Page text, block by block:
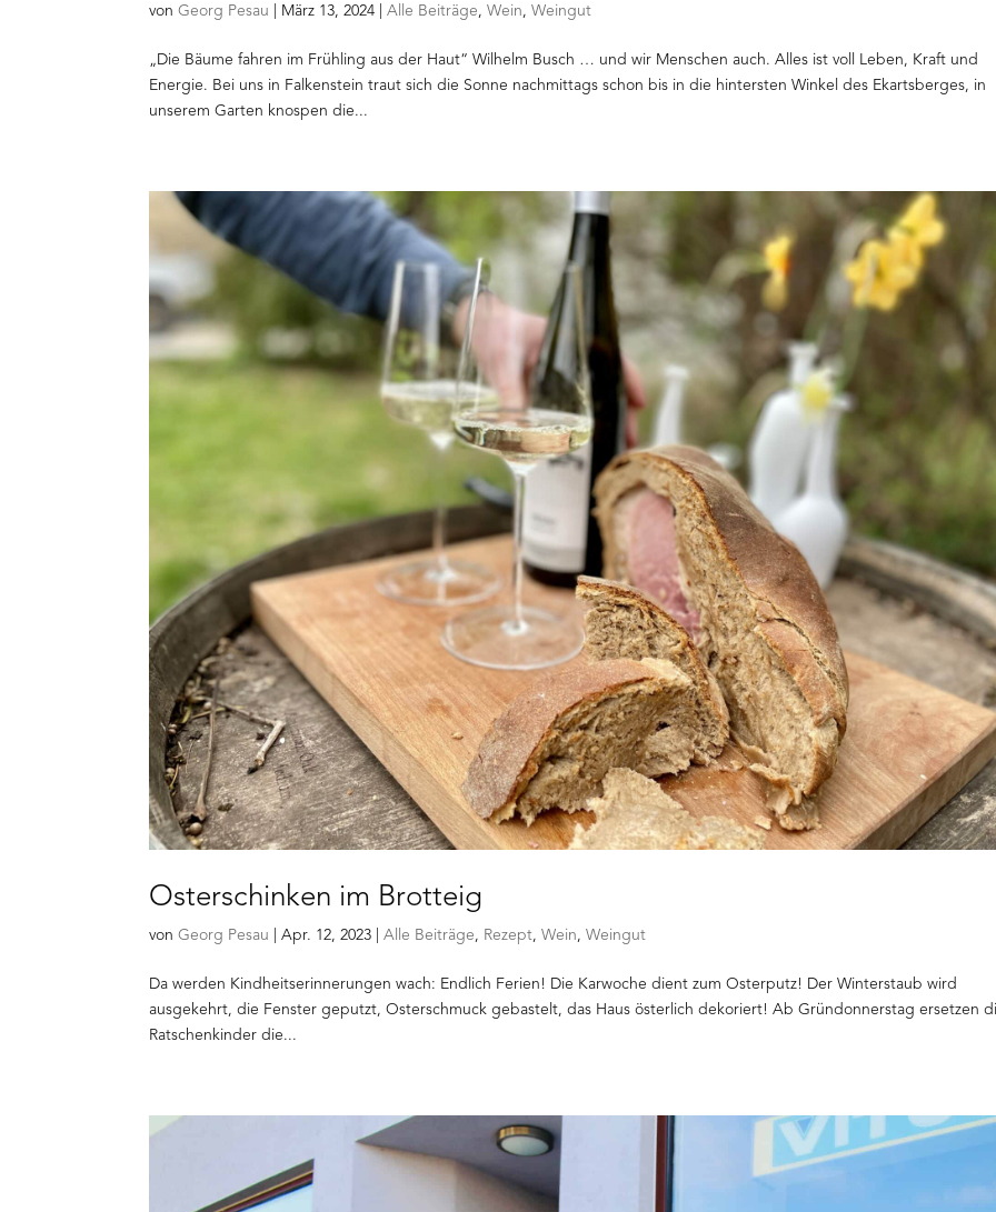
vonGeorg Pesau März 13, 2024 |Alle Beiträge ,Wein ,Weingut
„Die Bäume fahren im Frühling aus der Haut“ Wilhelm Busch … und wir Menschen auch. Alles ist voll Leben, Kraft und
Energie. Bei uns in Falkenstein traut sich die Sonne nachmittags schon bis in die hintersten Winkel des Ekartsberges, in
unserem Garten knospen die...
Osterschinken im Brotteig
vonGeorg Pesau |Apr. 12, 2023 |Alle Beiträge, Rezept,Wein,Weingut
Da werden Kindheitserinnerungen wach: Endlich Ferien! Die Karwoche dient zum Osterputz! Der Winterstaub wird
ausgekehrt, die Fenster geputzt, Osterschmuck gebastelt, das Haus österlich dekoriert! Ab Gründonnerstag ersetzen
Ratschenkinder die...